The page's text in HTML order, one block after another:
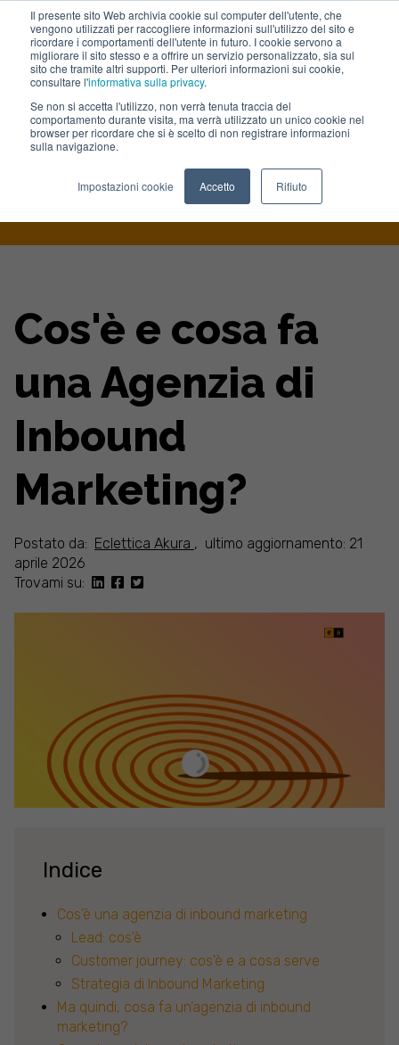
Il presente sito Web archivia cookie sul computer dell'utente, che
vengono utilizzati per raccogliere informazioni sull'utilizzo del sito e
ricordare i comportamenti dell'utente in futuro. I cookie servono a
migliorare il sito stesso e a offrire un servizio personalizzato, sia sul
sito che tramite altri supporti. Per ulteriori informazioni sui cookie,
consultare l'informativa sulla privacy.
Se non si accetta l'utilizzo, non verrà tenuta traccia del
comportamento durante visita, ma verrà utilizzato un unico cookie nel
browser per ricordare che si è scelto di non registrare informazioni
sulla navigazione.
Impostazioni cookie Accetto Rifiuto
Lavora con noi
Agenzia Inbound Marketing Cosa E E A Cosa Serve
Cos'è e cosa fa
una Agenzia di
Inbound
Marketing?
Postato da: Eclettica Akura , ultimo aggiornamento: 21
aprile 2026
Trovami su:
Indice
Cos’è una agenzia di inbound marketing
Lead: cos'è
Customer journey: cos'è e a cosa serve
Strategia di Inbound Marketing
Ma quindi, cosa fa un’agenzia di inbound
marketing?